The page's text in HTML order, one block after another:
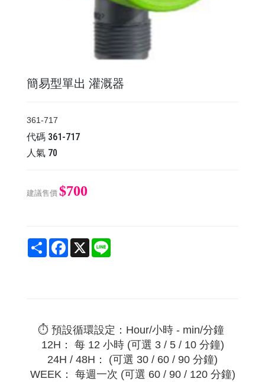
簡易型單出 灌溉器
361-717
代碼 361-717
人氣 70
建議售價 $700
Share Facebook
X
⏱️ 預設循環設定：Hour/小時 - min/分鐘
12H： 每 12 小時 (可選 3 / 5 / 10 分鐘)
24H / 48H： (可選 30 / 60 / 90 分鐘)
WEEK： 每週一次 (可選 60 / 90 / 120 分鐘)